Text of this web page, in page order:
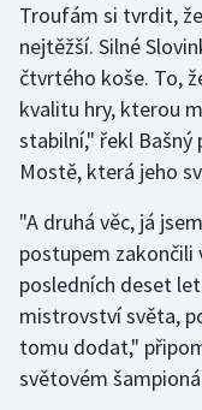
Golf
Gymnastika
Házená
Judo
Krasobruslení
Lezení
Troufám si tvrdit,
nejtěžší. Silné
čtvrtého koše. To,
kvalitu hry, kterou
stabilní," řekl Bašný
Mostě, která jeho
"A druhá věc, já
postupem zakončili
posledních deset
mistrovství světa,
tomu dodat,"
světovém